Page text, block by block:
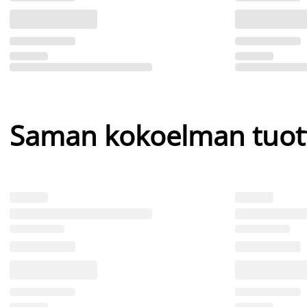
Saman kokoelman